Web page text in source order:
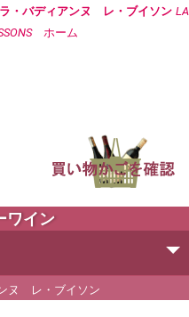
ラ・バディアンヌ レ・ブイソン LA
ホーム
ワイン
要
ヌ レ・ブイソン